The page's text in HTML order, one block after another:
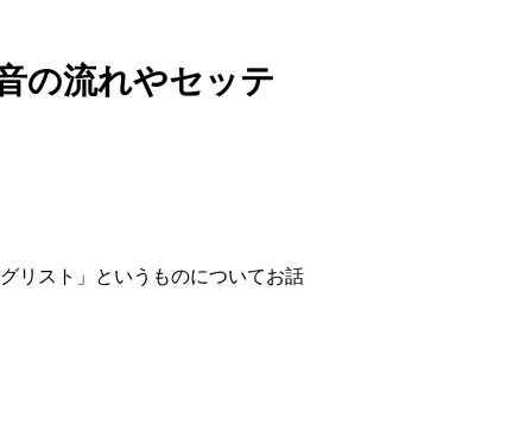
の流れやセッテ
リスト」というものについてお話